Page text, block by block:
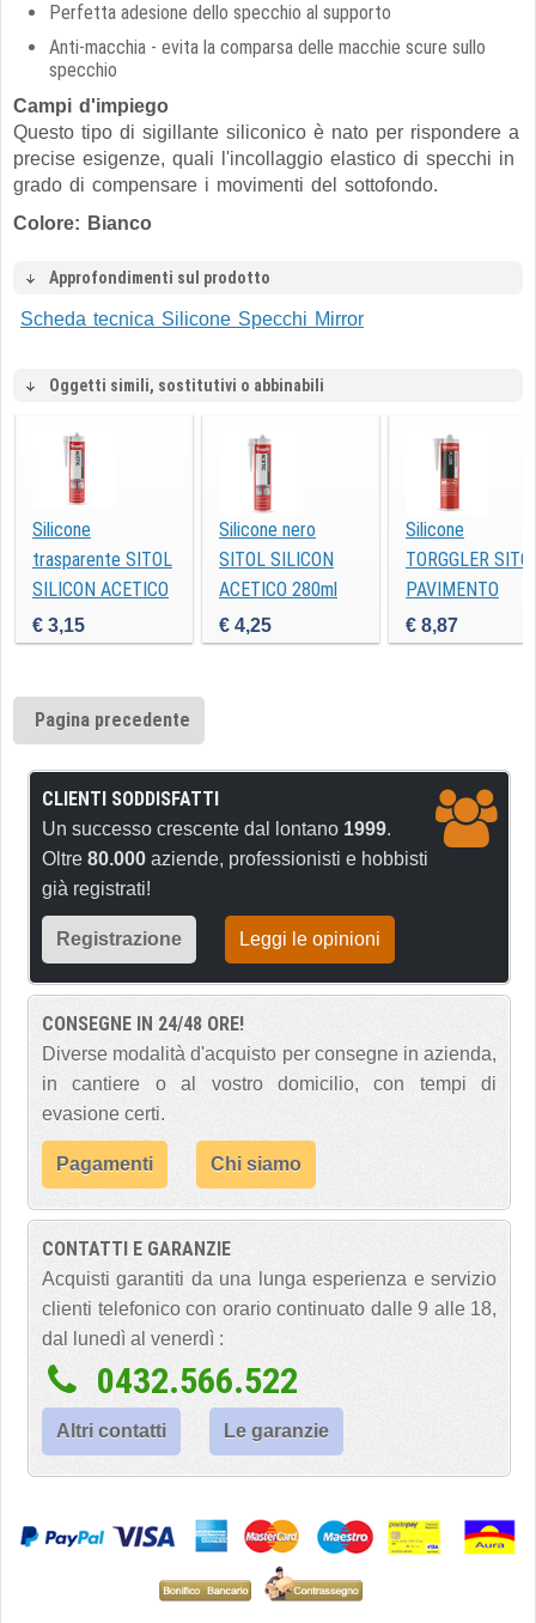
Perfetta adesione dello specchio al supporto
Anti-macchia - evita la comparsa delle macchie scure sullo
specchio
Campi d'impiego
Questo tipo di sigillante siliconico è nato per rispondere a
precise esigenze, quali l'incollaggio elastico di specchi in
grado di compensare i movimenti del sottofondo.
Colore: Bianco
Approfondimenti sul prodotto
Scheda tecnica Silicone Specchi Mirror
Oggetti simili, sostitutivi o abbinabili
Silicone
trasparente SITOL
SILICON ACETICO
280ml
€ 3,15
Silicone nero
SITOL SILICON
ACETICO 280ml
€ 4,25
Silicone
TORGGLER
PAVIMENTO
neutro grigio
310ml
€ 8,87
Pagina precedente
CLIENTI SODDISFATTI
Un successo crescente dal lontano 1999.
Oltre 80.000 aziende, professionisti e hobbisti
già registrati!
Registrazione Leggi le opinioni
CONSEGNE IN 24/48 ORE!
Diverse modalità d'acquisto per consegne in azienda,
in cantiere o al vostro domicilio, con tempi di
evasione certi.
Pagamenti Chi siamo
CONTATTI E GARANZIE
Acquisti garantiti da una lunga esperienza e servizio
clienti telefonico con orario continuato dalle 9 alle 18,
dal lunedì al venerdì :
0432.566.522
Altri contatti Le garanzie